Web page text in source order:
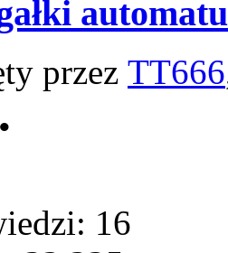
przez TT666
•
16